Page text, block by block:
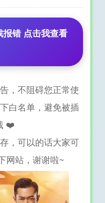
错 点击我查看
，不阻碍您正常使
白名单，避免被插
❤️
，可以的话大家可
网站，谢谢啦~